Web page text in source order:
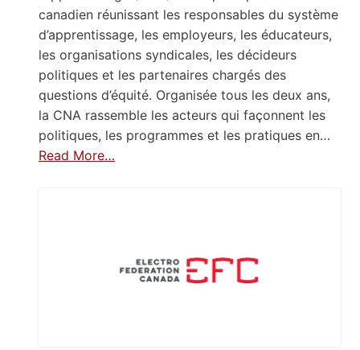
canadien réunissant les responsables du système
d’apprentissage, les employeurs, les éducateurs,
les organisations syndicales, les décideurs
politiques et les partenaires chargés des
questions d’équité. Organisée tous les deux ans,
la CNA rassemble les acteurs qui façonnent les
politiques, les programmes et les pratiques en…
Read More…